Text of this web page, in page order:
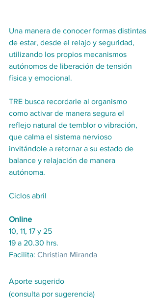
Una manera de conocer formas distintas
de estar, desde el relajo y seguridad,
utilizando los propios mecanismos
autónomos de liberación de tensión
física y emocional.
TRE busca recordarle al organismo
como activar de manera segura el
reflejo natural de temblor o vibración,
que calma el sistema nervioso
invitándole a retornar a su estado de
balance y relajación de manera
autónoma.
Ciclos abril
Online
10, 11, 17 y 25
19 a 20.30 hrs.
Facilita: Christian Miranda
Aporte sugerido
(consulta por sugerencia)